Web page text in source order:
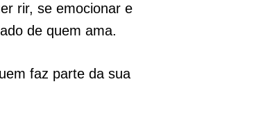
rir, se emocionar e
de quem ama.
faz parte da sua